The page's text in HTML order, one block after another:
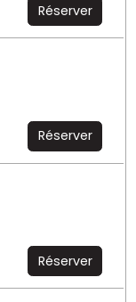
Réserver
Réserver
Réserver